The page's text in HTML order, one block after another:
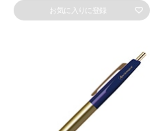
お気に入りに登録